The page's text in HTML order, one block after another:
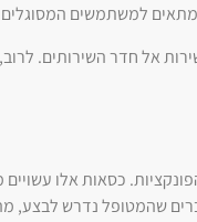
מתאים למשתמשים
אל חדר השירותים.
כסאות אלו
שהמטופל נדרש לבצע, מה